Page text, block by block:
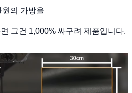
원의 가방을
그건 1,000% 싸구려 제품입니다.